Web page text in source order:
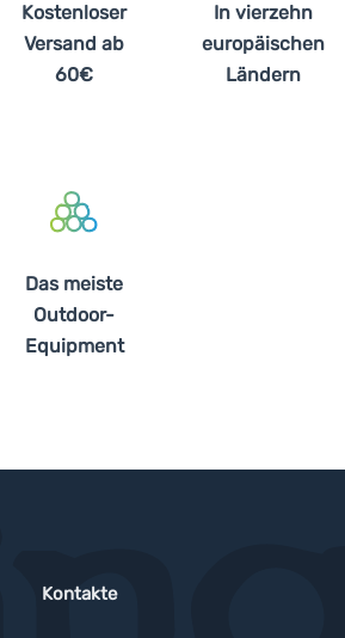
Kostenloser
Versand ab
60€
In vierzehn
europäischen
Ländern
Das meiste
Outdoor-
Equipment
Kontakte